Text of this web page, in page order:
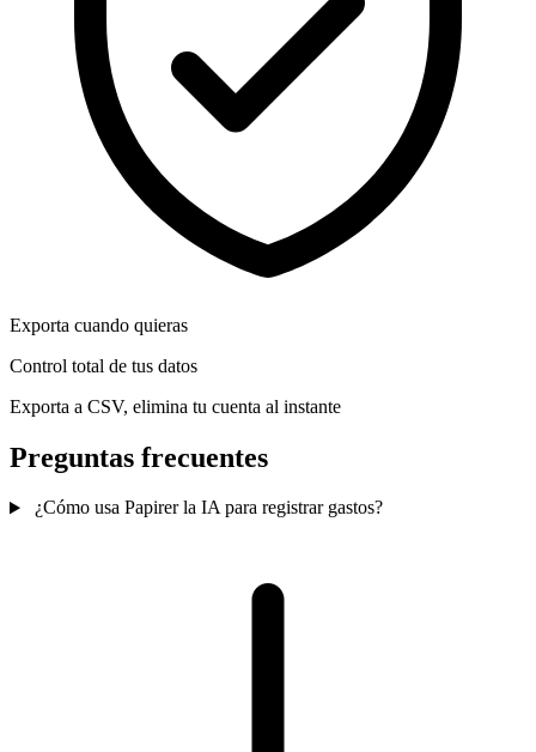
Exporta cuando quieras
Control total de tus datos
Exporta a CSV, elimina tu cuenta al instante
Preguntas frecuentes
¿Cómo usa Papirer la IA para registrar gastos?